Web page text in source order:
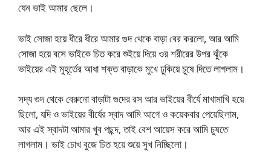
যেন ভাই আমার ছেলে।
ভাই সোজা হয়ে ধীরে ধীরে আমার গুদ থেকে বাড়া বের করলো, আর আমি
সোজা হয়ে বসে ভাইকে চিত করে শুইয়ে দিয়ে ওর শরীরের উপর ঝুঁকে
ভাইয়ের এই মুহূর্তের আধা শক্ত বাড়াকে মুখে ঢুকিয়ে চুষে দিতে লাগলাম।
সদ্য গুদ থেকে বেরুনো বাড়াটা গুদের রস আর ভাইয়ের বীর্যে মাখামাখি হয়ে
ছিলো, যদি ও ভাইয়ের বীর্যের স্বাদ আমি আগে ও কয়েকবার পেয়েছিলাম,
আর এই স্বাদটা আমার খুব পছন্দ, তাই বেশ আয়েস করে আমি চুষতে
লাগলাম। ভাই চোখ বুজে চিত হয়ে শুয়ে সুখ নিচ্ছিলো।